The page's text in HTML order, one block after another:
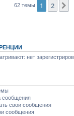
62 темы 1 2
нет
сообщения
свои сообщения
сообщения